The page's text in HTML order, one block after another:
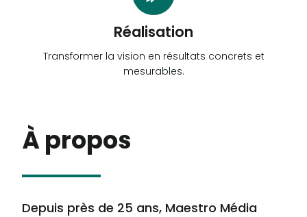
Réalisation
Transformer la vision en résultats concrets et
mesurables.
À propos
Depuis près de 25 ans, Maestro Média